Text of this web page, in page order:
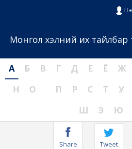
Монгол хэлний их тайлбар
А Б В Г Д Е Ё Ж
Н
О П Р С Т У
Ш
Э Ю
Share Tweet